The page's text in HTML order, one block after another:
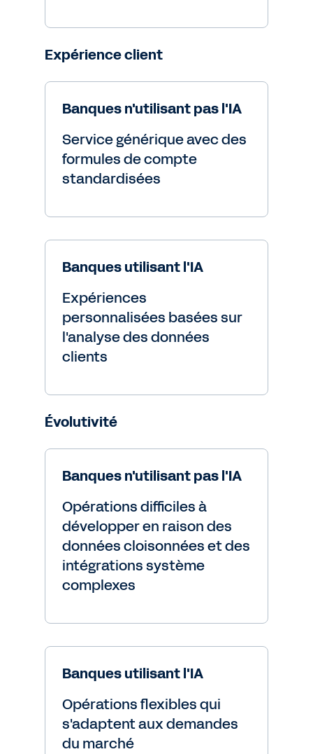
Expérience client
Banques n'utilisant pas l'IA
Service générique avec des
formules de compte
standardisées
Banques utilisant l'IA
Expériences
personnalisées basées sur
l'analyse des données
clients
Évolutivité
Banques n'utilisant pas l'IA
Opérations difficiles à
développer en raison des
données cloisonnées et des
intégrations système
complexes
Banques utilisant l'IA
Opérations flexibles qui
s'adaptent aux demandes
du marché